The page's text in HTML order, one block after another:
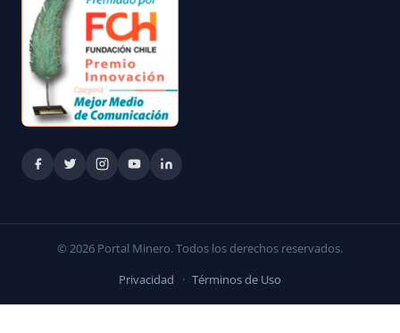
© 2026 Portal Minero. Todos los derechos reservados.
Privacidad · Términos de Uso